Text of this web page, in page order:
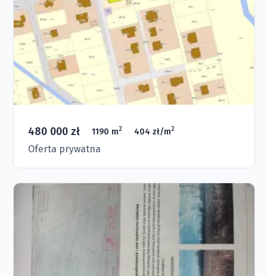
480 000 zł 1190 m2 404 zł/m2
Oferta prywatna